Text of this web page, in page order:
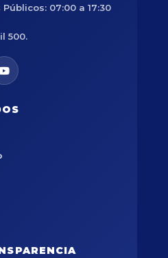
07:00 a 17:30
500.